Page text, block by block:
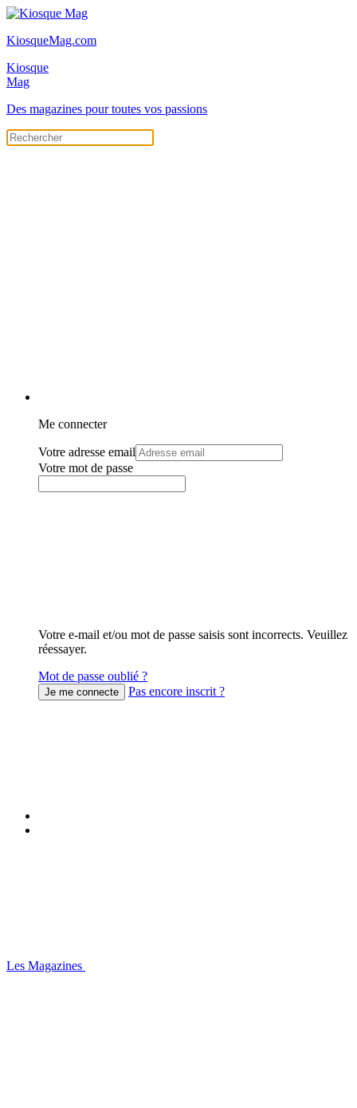
KiosqueMag.com
Kiosque
Mag
Des magazines pour toutes vos passions
Me connecter
Votre adresse email
Votre mot de passe
Votre e-mail et/ou mot de passe saisis sont incorrects. Veuillez
réessayer.
Mot de passe oublié ?
Pas encore inscrit ?
Les Magazines